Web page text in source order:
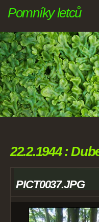
Pomníky letců
22.2.1944 :
PICT0037.JPG